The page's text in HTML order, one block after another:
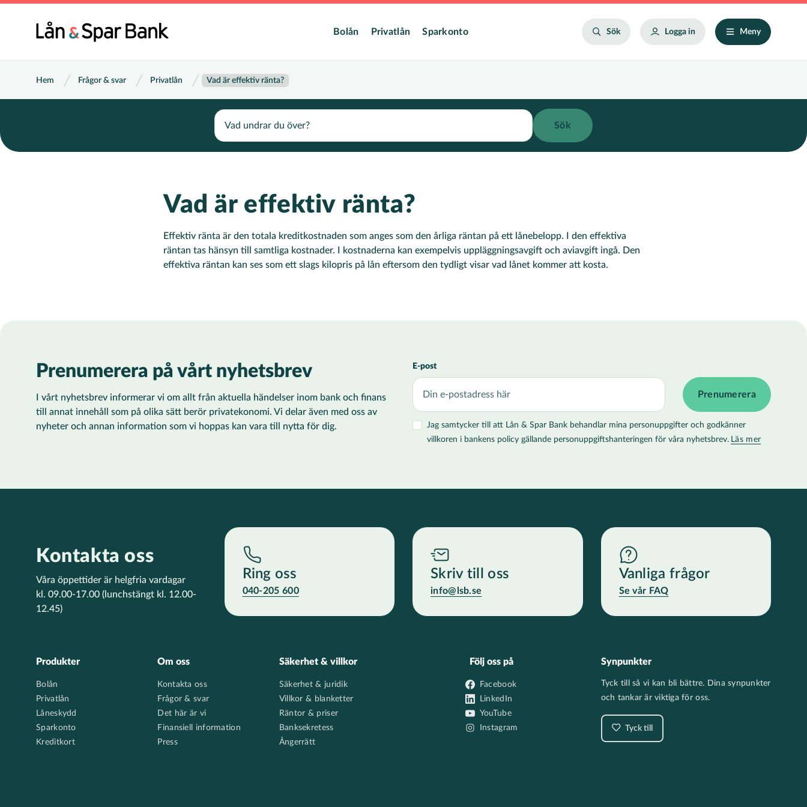
Hoppa
huvudinnehåll
Bolån Privatlån Sparkonto
Search
Sök
Logga in Meny
Länkstig
Hem Frågor & svar Privatlån Vad är effektiv ränta?
Search
Vad är effektiv ränta?
Effektiv ränta är den totala kreditkostnaden som anges som den årliga räntan på ett lånebelopp. I den effektiva
räntan tas hänsyn till samtliga kostnader. I kostnaderna kan exempelvis uppläggningsavgift och aviavgift ingå. Den
effektiva räntan kan ses som ett slags kilopris på lån eftersom den tydligt visar vad lånet kommer att kosta.
Prenumerera på vårt nyhetsbrev
I vårt nyhetsbrev informerar vi om allt från aktuella händelser inom bank och finans
till annat innehåll som på olika sätt berör privatekonomi. Vi delar även med oss av
nyheter och annan information som vi hoppas kan vara till nytta för dig.
E-post
Jag samtycker till att Lån & Spar Bank behandlar mina personuppgifter och godkänner
villkoren i bankens policy gällande personuppgiftshanteringen för våra nyhetsbrev. Läs mer
Kontakta oss
Våra öppettider är helgfria vardagar
kl. 09.00-17.00 (lunchstängt kl. 12.00-
12.45)
Ring oss
040-205 600
Skriv till oss
info@lsb.se
Vanliga frågor
Se vår FAQ
Footer
Produkter
Bolån
Privatlån
Låneskydd
Sparkonto
Kreditkort
Om oss
Kontakta oss
Frågor & svar
Det här är vi
Finansiell information
Press
Säkerhet & villkor
Säkerhet & juridik
Villkor & blanketter
Räntor & priser
Banksekretess
Ångerrätt
Följ oss på
Facebook
LinkedIn
YouTube
Instagram
Synpunkter
Tyck till så vi kan bli bättre. Dina synpunkter
och tankar är viktiga för oss.
Tyck till